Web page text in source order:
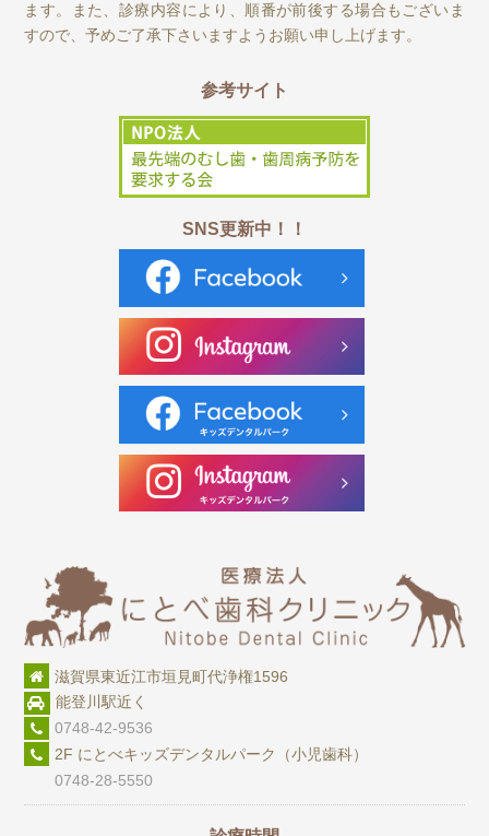
ます。また、診療内容により、順番が前後する場合もございま
すので、予めご了承下さいますようお願い申し上げます。
参考サイト
SNS更新中！！
滋賀県東近江市垣見町代浄権1596
能登川駅近く
0748-42-9536
2F にとべキッズデンタルパーク（小児歯科）
0748-28-5550